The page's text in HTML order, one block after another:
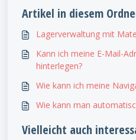
Artikel in diesem
Lagerverwaltung mit
Kann ich meine E-Mail-
hinterlegen?
Wie kann ich meine
Wie kann man
Vielleicht auch